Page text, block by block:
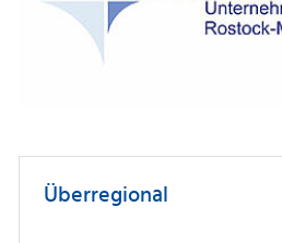
Überregional